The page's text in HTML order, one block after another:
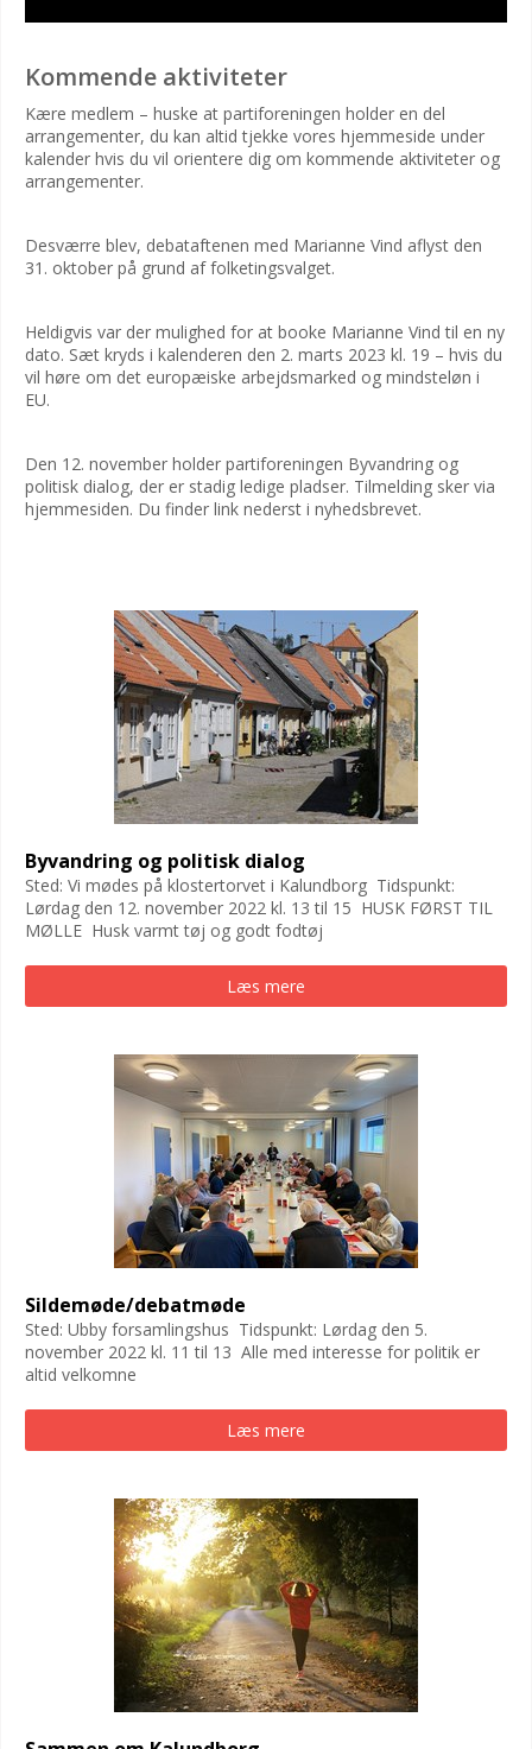
Kommende aktiviteter
Kære medlem – huske at partiforeningen holder en del
arrangementer, du kan altid tjekke vores hjemmeside under
kalender hvis du vil orientere dig om kommende aktiviteter og
arrangementer.
Desværre blev, debataftenen med Marianne Vind aflyst den
31. oktober på grund af folketingsvalget.
Heldigvis var der mulighed for at booke Marianne Vind til en ny
dato. Sæt kryds i kalenderen den 2. marts 2023 kl. 19 – hvis du
vil høre om det europæiske arbejdsmarked og mindsteløn i
EU.
Den 12. november holder partiforeningen Byvandring og
politisk dialog, der er stadig ledige pladser. Tilmelding sker via
hjemmesiden. Du finder link nederst i nyhedsbrevet.
Byvandring og politisk dialog
Sted: Vi mødes på klostertorvet i Kalundborg Tidspunkt:
Lørdag den 12. november 2022 kl. 13 til 15 HUSK FØRST TIL
MØLLE Husk varmt tøj og godt fodtøj
Læs mere
Sildemøde/debatmøde
Sted: Ubby forsamlingshus Tidspunkt: Lørdag den 5.
november 2022 kl. 11 til 13 Alle med interesse for politik er
altid velkomne
Læs mere